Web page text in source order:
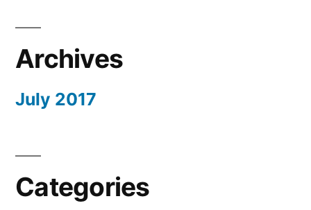
Archives
July 2017
Categories